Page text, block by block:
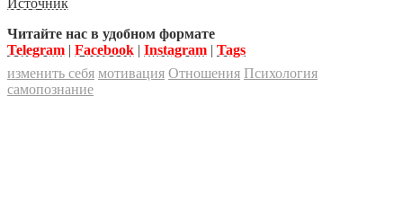
Источник
Читайте нас в удобном формате
Telegram | Facebook | Instagram | Tags
изменить себя мотивация Отношения Психология
самопознание